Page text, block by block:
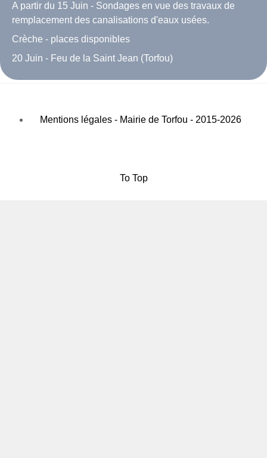
A partir du 15 Juin - Sondages en vue des travaux de
remplacement des canalisations d'eaux usées.
Crèche - places disponibles
20 Juin - Feu de la Saint Jean (Torfou)
Mentions légales - Mairie de Torfou - 2015-2026
To Top